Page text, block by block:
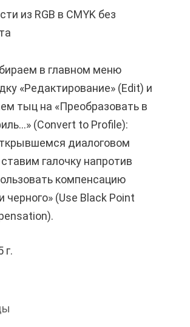
из RGB в CMYK без
в главном меню
«Редактирование» (Edit) и
тыц на «Преобразовать в
(Convert to Profile):
диалоговом
галочку напротив
компенсацию
черного» (Use Black Point
г.